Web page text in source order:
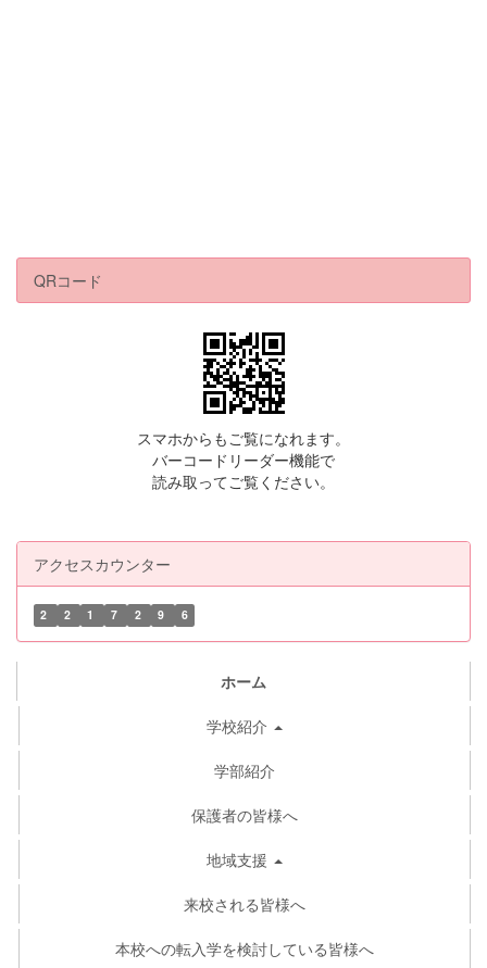
QRコード
スマホからもご覧になれます。
バーコードリーダー機能で
読み取ってご覧ください。
アクセスカウンター
2 2 1 7 2 9 6
ホーム
学校紹介
学部紹介
保護者の皆様へ
地域支援
来校される皆様へ
本校への転入学を検討している皆様へ